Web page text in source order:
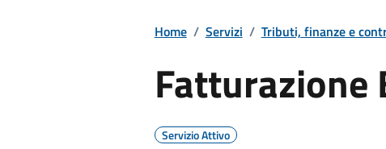
Home / Servizi / Tributi, finanze e
Fatturazione
Servizio Attivo